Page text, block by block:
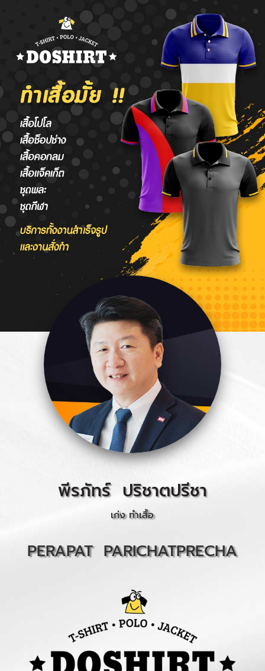
พีรภัทร์ ปริชาตปรีชา
เก่ง ทำเสื้อ
PERAPAT PARICHATPRECHA